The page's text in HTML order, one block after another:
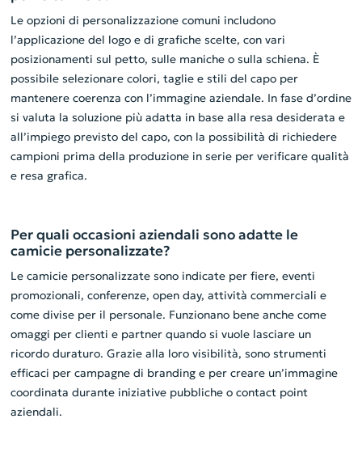
Le opzioni di personalizzazione comuni includono
l’applicazione del logo e di grafiche scelte, con vari
posizionamenti sul petto, sulle maniche o sulla schiena. È
possibile selezionare colori, taglie e stili del capo per
mantenere coerenza con l’immagine aziendale. In fase d’ordine
si valuta la soluzione più adatta in base alla resa desiderata e
all’impiego previsto del capo, con la possibilità di richiedere
campioni prima della produzione in serie per verificare qualità
e resa grafica.
Per quali occasioni aziendali sono adatte le
camicie personalizzate?
Le camicie personalizzate sono indicate per fiere, eventi
promozionali, conferenze, open day, attività commerciali e
come divise per il personale. Funzionano bene anche come
omaggi per clienti e partner quando si vuole lasciare un
ricordo duraturo. Grazie alla loro visibilità, sono strumenti
efficaci per campagne di branding e per creare un’immagine
coordinata durante iniziative pubbliche o contact point
aziendali.